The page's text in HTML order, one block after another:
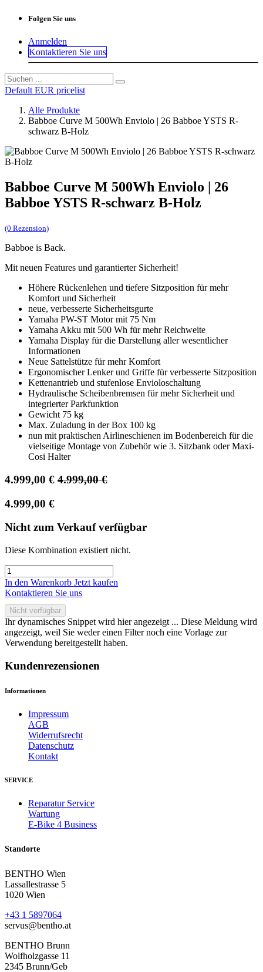
Folgen Sie uns
Anmelden
Kontaktieren Sie uns
Default EUR pricelist
Alle Produkte
Babboe Curve M 500Wh Enviolo | 26 Babboe YSTS R-
schwarz B-Holz
Babboe Curve M 500Wh Enviolo | 26
Babboe YSTS R-schwarz B-Holz
(0 Rezension)
Babboe is Back.
Mit neuen Features und garantierter Sicherheit!
Höhere Rückenlehen und tiefere Sitzposition für mehr
Komfort und Sicherheit
neue, verbesserte Sicherheitsgurte
Yamaha PW-ST Motor mit 75 Nm
Yamaha Akku mit 500 Wh für mehr Reichweite
Yamaha Display für die Darstellung aller wesentlicher
Informationen
Neue Sattelstütze für mehr Komfort
Ergonomischer Lenker und Griffe für verbesserte Sitzposition
Kettenantrieb und stufenlose Envioloschaltung
Hydraulische Scheibenbremsen für mehr Sicherheit und
integrierter Parkfunktion
Gewicht 75 kg
Max. Zuladung in der Box 100 kg
nun mit praktischen Airlineschienen im Bodenbereich für die
vielseitige Montage von Zubehör wie 3. Sitzbank oder Maxi-
Cosi Halter
4.999,00 € 4.999,00€
4.999,00 €
Nicht zum Verkauf verfügbar
Diese Kombination existiert nicht.
In den Warenkorb Jetzt kaufen
Kontaktieren Sie uns
Nicht verfügbar
Ihr dynamisches Snippet wird hier angezeigt ... Diese Meldung wird
angezeigt, weil Sie weder einen Filter noch eine Vorlage zur
Verwendung bereitgestellt haben.
Kundenrezensionen
Informationen
Impressum
AGB
Widerrufsrecht
Datenschutz
Kontakt
SERVICE
Reparatur Service
Wartung
E-Bike 4 Business
Standorte
BENTHO Wien
Lassallestrasse 5
1020 Wien
+43 1 5897064
servus@bentho.at
BENTHO Brunn
Wolfholzgasse 11
2345 Brunn/Geb